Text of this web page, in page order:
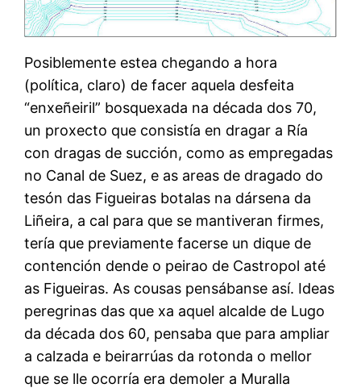
Posiblemente estea chegando a hora
(política, claro) de facer aquela desfeita
“enxeñeiril” bosquexada na década dos 70,
un proxecto que consistía en dragar a Ría
con dragas de succión, como as empregadas
no Canal de Suez, e as areas de dragado do
tesón das Figueiras botalas na dársena da
Liñeira, a cal para que se mantiveran firmes,
tería que previamente facerse un dique de
contención dende o peirao de Castropol até
as Figueiras. As cousas pensábanse así. Ideas
peregrinas das que xa aquel alcalde de Lugo
da década dos 60, pensaba que para ampliar
a calzada e beirarrúas da rotonda o mellor
que se lle ocorría era demoler a Muralla